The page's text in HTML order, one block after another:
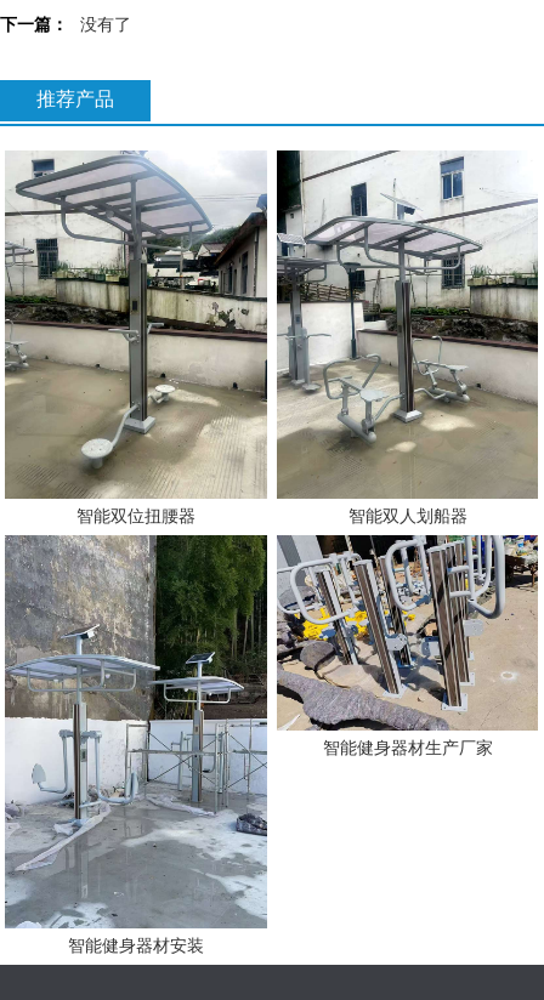
下一篇：
没有了
推荐产品
智能双位扭腰器 智能双人划船器
智能健身器材安装
智能健身器材生产厂家